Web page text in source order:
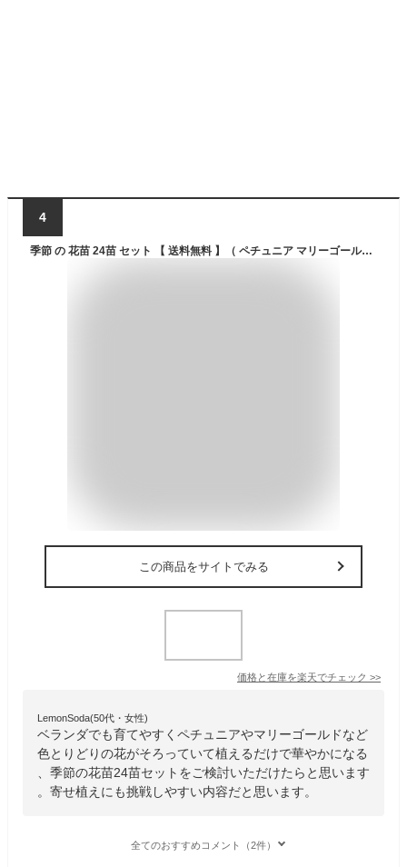
4
季節 の 花苗 24苗 セット 【 送料無料 】（ ペチュニア マリーゴールド ロベリア バーベナ など 草花 福袋 ♪ ） 花苗セット 花 早春 春 花壇 庭 寄せ植え ガーデニング 母の日 誕生日 お祝い 土っ子倶楽部
この商品をサイトでみる
価格と在庫を楽天でチェック >>
LemonSoda(50代・女性)
ベランダでも育てやすくペチュニアやマリーゴールドなど
色とりどりの花がそろっていて植えるだけで華やかになる
、季節の花苗24苗セットをご検討いただけたらと思います
。寄せ植えにも挑戦しやすい内容だと思います。
全てのおすすめコメント（2件）